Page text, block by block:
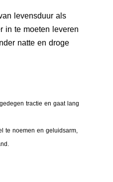
levensduur als
in te moeten leveren
natte en droge
tractie en gaat lang
te noemen en geluidsarm,